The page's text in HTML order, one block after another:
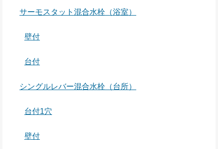
サーモスタット混合水栓（浴室）
壁付
台付
シングルレバー混合水栓（台所）
台付1穴
壁付